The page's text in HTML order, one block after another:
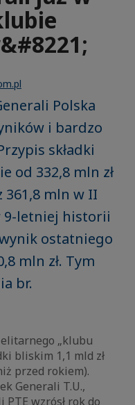
Polska
i bardzo
składki
od 332,8 mln zł
361,8 mln w II
9-letniej historii
ostatniego
mln zł. Tym
br.
„klubu
bliskim 1,1 mld zł
przed rokiem).
Generali T.U.,
PTE wzrósł rok do